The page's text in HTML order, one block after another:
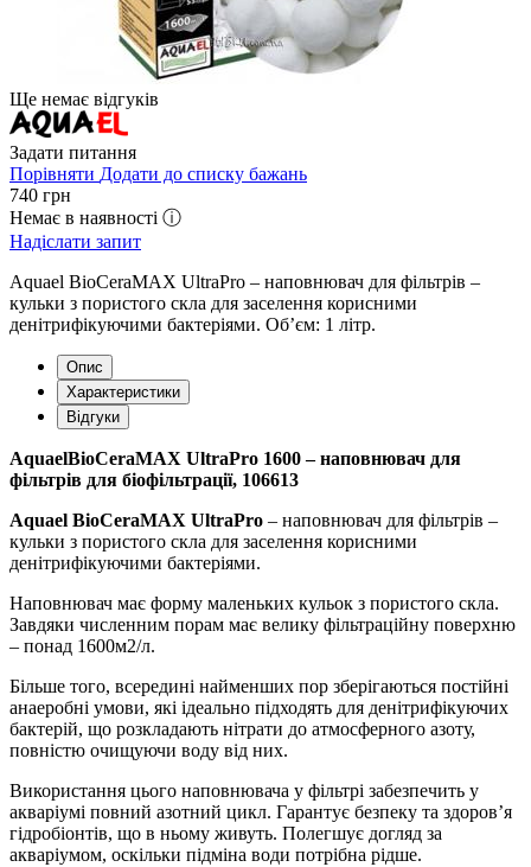
Ще немає відгуків
Задати питання
Порівняти Додати до списку бажань
740 грн
Немає в наявності ⓘ
Надіслати запит
Aquael BioCeraMAX UltraPro – наповнювач для фільтрів –
кульки з пористого скла для заселення корисними
денітрифікуючими бактеріями. Об’єм: 1 літр.
Опис
Характеристики
Відгуки
AquaelBioCeraMAX UltraPro 1600 – наповнювач для
фільтрів для біофільтрації, 106613
Aquael BioCeraMAX UltraPro – наповнювач для фільтрів –
кульки з пористого скла для заселення корисними
денітрифікуючими бактеріями.
Наповнювач має форму маленьких кульок з пористого скла.
Завдяки численним порам має велику фільтраційну поверхню
– понад 1600м2/л.
Більше того, всередині найменших пор зберігаються постійні
анаеробні умови, які ідеально підходять для денітрифікуючих
бактерій, що розкладають нітрати до атмосферного азоту,
повністю очищуючи воду від них.
Використання цього наповнювача у фільтрі забезпечить у
акваріумі повний азотний цикл. Гарантує безпеку та здоров’я
гідробіонтів, що в ньому живуть. Полегшує догляд за
акваріумом, оскільки підміна води потрібна рідше.